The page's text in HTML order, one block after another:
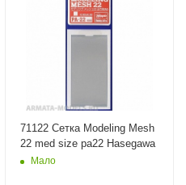
71122 Сетка Modeling Mesh
22 med size pa22 Hasegawa
Мало